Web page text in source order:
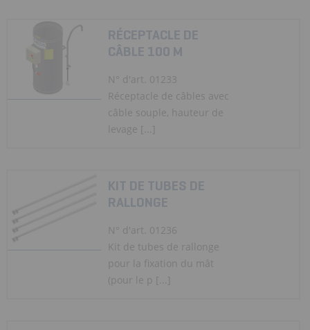
RÉCEPTACLE DE
CÂBLE 100 M
N° d'art. 01233
Réceptacle de câbles avec
câble souple, hauteur de
levage [...]
KIT DE TUBES DE
RALLONGE
N° d'art. 01236
Kit de tubes de rallonge
pour la fixation du mât
(pour le p [...]